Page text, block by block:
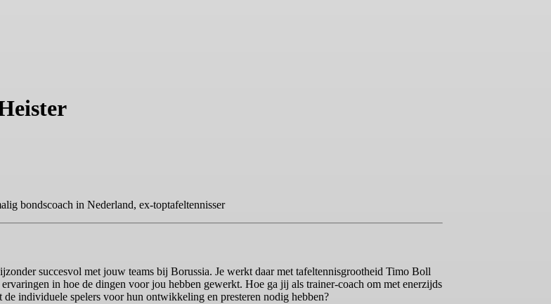
bondscoach in Nederland, ex-toptafeltennisser
succesvol met jouw teams bij Borussia. Je werkt daar met tafeltennisgrootheid Timo Boll
in hoe de dingen voor jou hebben gewerkt. Hoe ga jij als trainer-coach om met enerzijds
individuele spelers voor hun ontwikkeling en presteren nodig hebben?